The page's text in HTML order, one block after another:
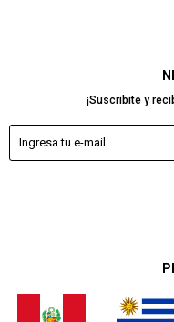
¡Suscribite y